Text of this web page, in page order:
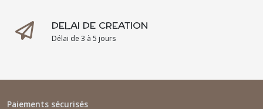
DELAI DE CREATION
Délai de 3 à 5 jours
Paiements sécurisés